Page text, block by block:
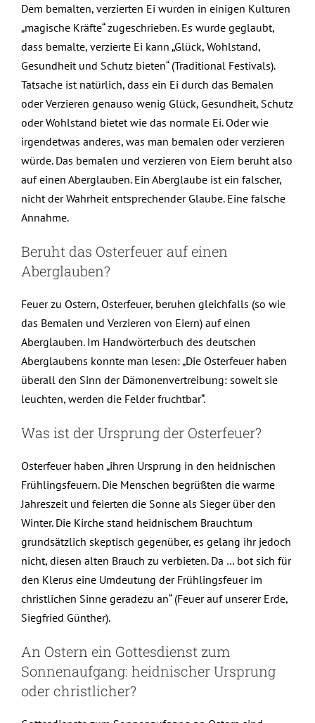
Dem bemalten, verzierten Ei wurden in einigen Kulturen
„magische Kräfte“ zugeschrieben. Es wurde geglaubt,
dass bemalte, verzierte Ei kann „Glück, Wohlstand,
Gesundheit und Schutz bieten“ (Traditional Festivals).
Tatsache ist natürlich, dass ein Ei durch das Bemalen
oder Verzieren genauso wenig Glück, Gesundheit, Schutz
oder Wohlstand bietet wie das normale Ei. Oder wie
irgendetwas anderes, was man bemalen oder verzieren
würde. Das bemalen und verzieren von Eiern beruht also
auf einen Aberglauben. Ein Aberglaube ist ein falscher,
nicht der Wahrheit entsprechender Glaube. Eine falsche
Annahme.
Beruht das Osterfeuer auf einen
Aberglauben?
Feuer zu Ostern, Osterfeuer, beruhen gleichfalls (so wie
das Bemalen und Verzieren von Eiern) auf einen
Aberglauben. Im Handwörterbuch des deutschen
Aberglaubens konnte man lesen: „Die Osterfeuer haben
überall den Sinn der Dämonenvertreibung: soweit sie
leuchten, werden die Felder fruchtbar“.
Was ist der Ursprung der Osterfeuer?
Osterfeuer haben „ihren Ursprung in den heidnischen
Frühlingsfeuern. Die Menschen begrüßten die warme
Jahreszeit und feierten die Sonne als Sieger über den
Winter. Die Kirche stand heidnischem Brauchtum
grundsätzlich skeptisch gegenüber, es gelang ihr jedoch
nicht, diesen alten Brauch zu verbieten. Da … bot sich für
den Klerus eine Umdeutung der Frühlingsfeuer im
christlichen Sinne geradezu an“ (Feuer auf unserer Erde,
Siegfried Günther).
An Ostern ein Gottesdienst zum
Sonnenaufgang: heidnischer Ursprung
oder christlicher?